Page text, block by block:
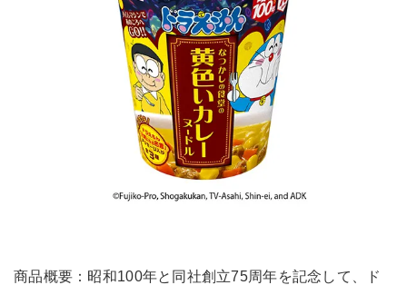
商品概要：昭和100年と同社創立75周年を記念して、ド